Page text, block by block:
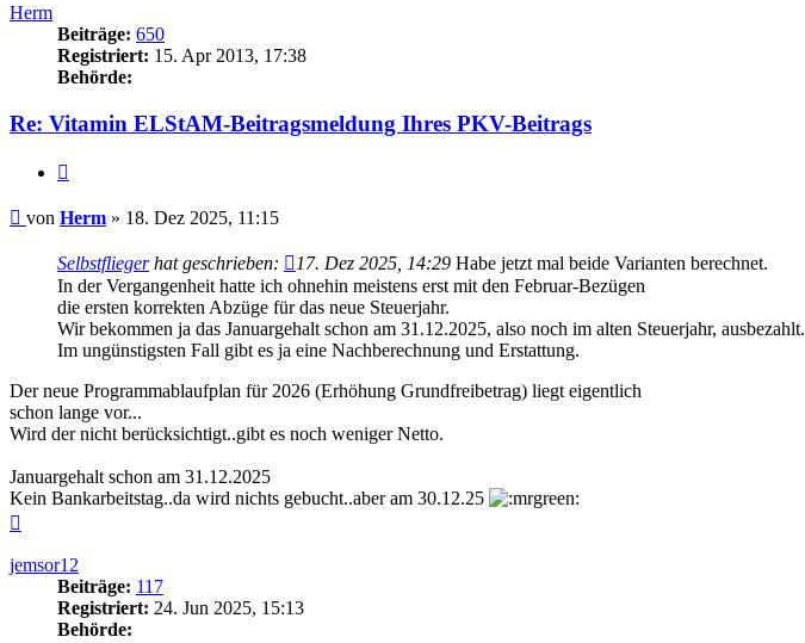
Herm
Beiträge: 650
Registriert: 15. Apr 2013, 17:38
Behörde:
Re: Vitamin ELStAM-Beitragsmeldung Ihres PKV-Beitrags
Beitrag
von Herm » 18. Dez 2025, 11:15
Selbstfliegerhat geschrieben: 17. Dez 2025, 14:29 Habe jetzt mal beide Varianten berechnet.
In der Vergangenheit hatte ich ohnehin meistens erst mit den Februar-Bezügen
die ersten korrekten Abzüge für das neue Steuerjahr.
Wir bekommen ja das Januargehalt schon am 31.12.2025, also noch im alten Steuerjahr, ausbezahlt.
Im ungünstigsten Fall gibt es ja eine Nachberechnung und Erstattung.
Der neue Programmablaufplan für 2026 (Erhöhung Grundfreibetrag) liegt eigentlich
schon lange vor...
Wird der nicht berücksichtigt..gibt es noch weniger Netto.
Januargehalt schon am 31.12.2025
Kein Bankarbeitstag..da wird nichts gebucht..aber am 30.12.25
jemsor12
Beiträge: 117
Registriert: 24. Jun 2025, 15:13
Behörde: